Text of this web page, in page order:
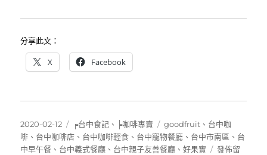
分享此文：
X Facebook
發
佈
日
2020-02-12
分
類
╒台中食記 、 ╞咖啡專賣
標
籤
goodfruit 、 台中咖
啡 、 台中咖啡店 、 台中咖啡輕食 、 台中寵物餐廳 、 台中市南區 、 台
中早午餐 、 台中義式餐廳 、 台中親子友善餐廳 、好果實
在
發佈留